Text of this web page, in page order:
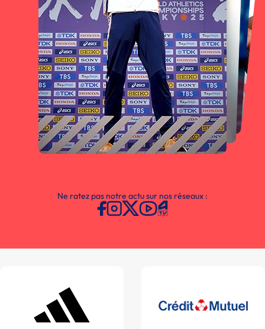
Ne ratez pas notre actu sur nos réseaux :